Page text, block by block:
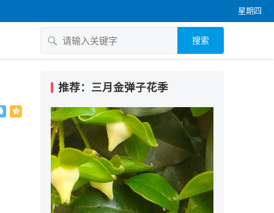
星期四
搜索
推荐：三月金弹子花季